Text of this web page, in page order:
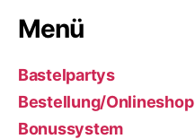
Menü
Bastelpartys
Bestellung/Onlineshop
Bonussystem